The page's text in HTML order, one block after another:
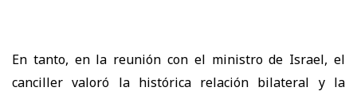
En tanto, en la reunión con el ministro de Israel, el
canciller valoró la histórica relación bilateral y la